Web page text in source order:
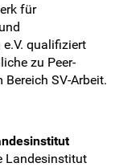
für
qualifiziert
zu Peer-
SV-Arbeit.
Landesinstitut